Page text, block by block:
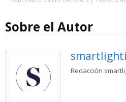
Sobre el Autor
Redacción